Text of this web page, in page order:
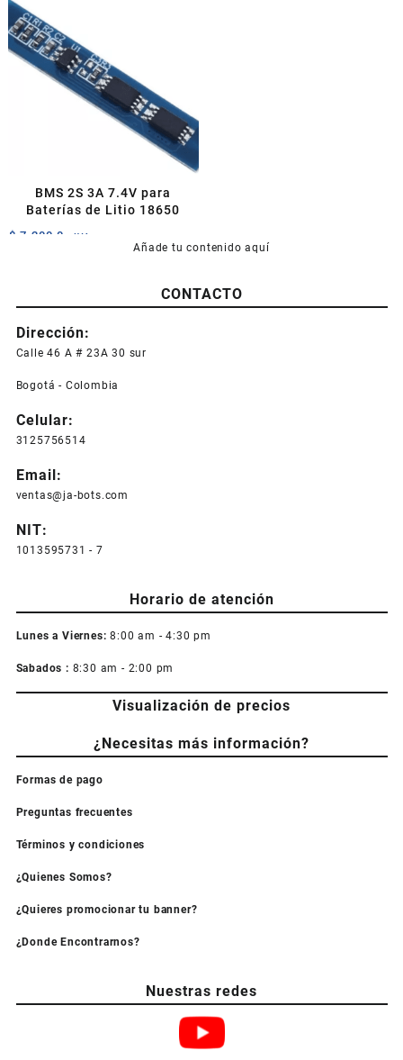
BMS 2S 3A 7.4V para
Baterías de Litio 18650
$ 7.200,0 +IVA
Añade tu contenido aquí
CONTACTO
Dirección:
Calle 46 A # 23A 30 sur
Bogotá - Colombia
Celular:
3125756514
Email:
ventas@ja-bots.com
NIT:
1013595731 - 7
Horario de atención
Lunes a Viernes: 8:00 am - 4:30 pm
Sabados : 8:30 am - 2:00 pm
Visualización de precios
¿Necesitas más información?
Formas de pago
Preguntas frecuentes
Términos y condiciones
¿Quienes Somos?
¿Quieres promocionar tu banner?
¿Donde Encontrarnos?
Nuestras redes